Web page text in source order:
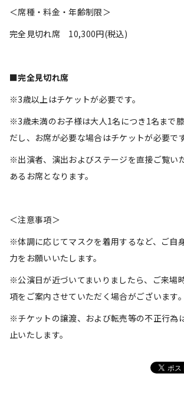
＜席種・料金・年齢制限＞
完全見切れ席 10,300円(税込)
■完全見切れ席
※3歳以上はチケットが必要です。
※3歳未満のお子様は大人1名につき1名まで
だし、お席が必要な場合はチケットが必要です
※出演者、演出およびステージを直接ご覧い
あるお席となります。
＜注意事項＞
※体調に応じてマスクを着用するなど、ご自
力をお願いいたします。
※公演日が近づいてまいりましたら、ご来場
項をご案内させていただく場合がございます。
※チケットの譲渡、および転売等の不正行為
止いたします。